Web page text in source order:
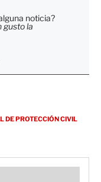
noticia?
gusto la
DE PROTECCIÓN CIVIL